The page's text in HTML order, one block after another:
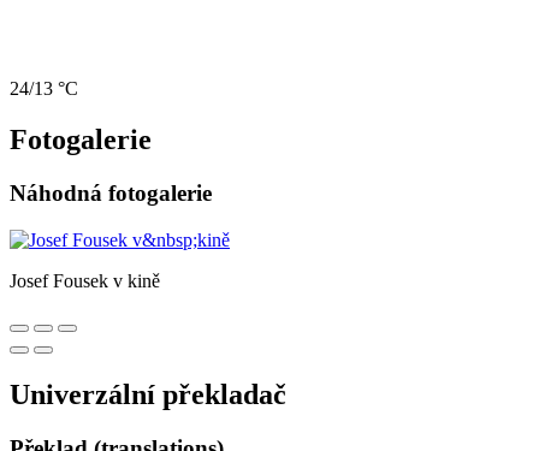
24/13 °C
Fotogalerie
Náhodná fotogalerie
Josef Fousek v kině
Univerzální překladač